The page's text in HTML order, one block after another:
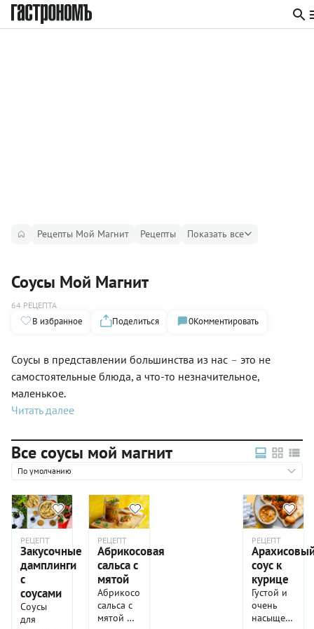
Рецепты Мой Магнит Рецепты Показать все
Соусы Мой Магнит
64 РЕЦЕПТА
В избранное Поделиться 0Комментировать
Соусы в представлении большинства из нас – это не
самостоятельные блюда, а что-то незначительное,
маленькое.
Читать далее
Все соусы мой магнит
По умолчанию
РЕЦЕПТ
Закусочные
дамплинги
с
соусами
Соусы
для
РЕЦЕПТ
Абрикосовая
сальса с
мятой
Абрикосовая
сальса с
мятой —
РЕЦЕПТ
соус к
курице
Густой и
очень
насыщенный